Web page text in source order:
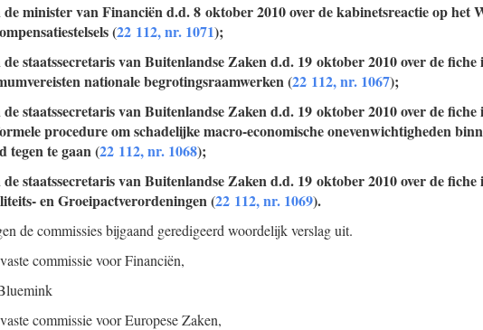
minister van Financiën d.d. 8 oktober 2010 over de kabinetsreactie op het
(22 112, nr. 1071);
staatssecretaris van Buitenlandse Zaken d.d. 19 oktober 2010 over de fiche
nationale begrotingsraamwerken (22 112, nr. 1067);
staatssecretaris van Buitenlandse Zaken d.d. 19 oktober 2010 over de fiche
procedure om schadelijke macro-economische onevenwichtigheden
tegen te gaan (22 112, nr. 1068);
staatssecretaris van Buitenlandse Zaken d.d. 19 oktober 2010 over de fiche
en Groeipactverordeningen (22 112, nr. 1069).
de commissies bijgaand geredigeerd woordelijk verslag uit.
commissie voor Financiën,
commissie voor Europese Zaken,